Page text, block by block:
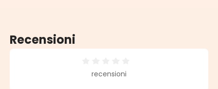
Recensioni
Valutazione media di 0 su 5 stelle
recensioni